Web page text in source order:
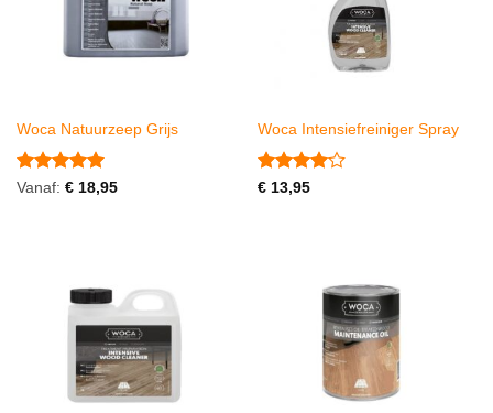
Woca Natuurzeep Grijs
Gewaardeerd
Vanaf: €18,95
Woca Intensiefreiniger Spray
Gewaardeerd
€13,95